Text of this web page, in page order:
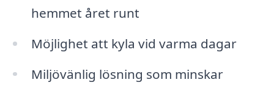
hemmet året runt
Möjlighet att kyla vid varma dagar
Miljövänlig lösning som minskar